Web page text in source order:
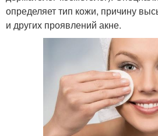
определяет тип кожи, причину
и других проявлений акне.